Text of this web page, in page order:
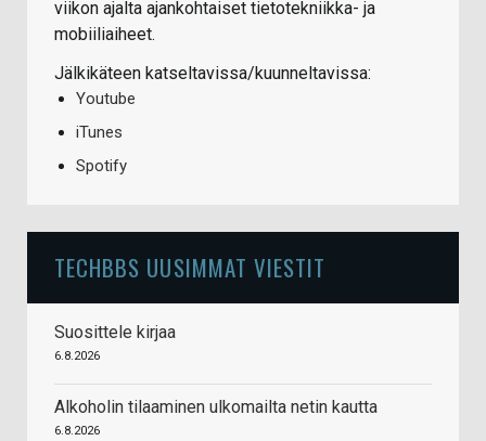
viikon ajalta ajankohtaiset tietotekniikka- ja
mobiiliaiheet.
Jälkikäteen katseltavissa/kuunneltavissa:
Youtube
iTunes
Spotify
TECHBBS UUSIMMAT VIESTIT
Suosittele kirjaa
6.8.2026
Alkoholin tilaaminen ulkomailta netin kautta
6.8.2026